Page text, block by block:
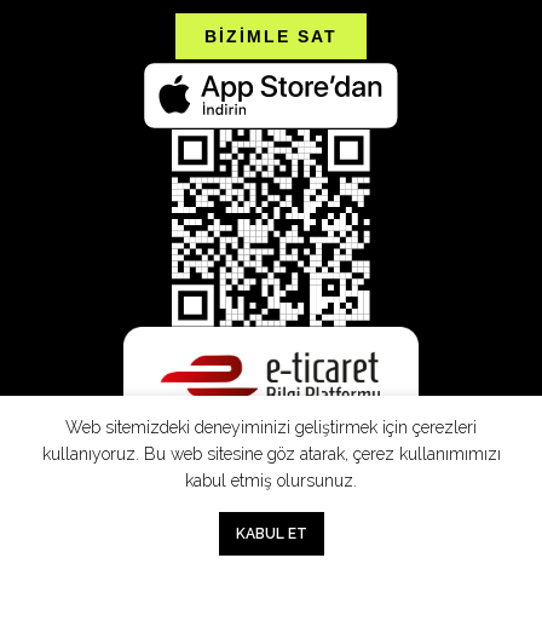
BİZİMLE SAT
Web sitemizdeki deneyiminizi geliştirmek için çerezleri
kullanıyoruz. Bu web sitesine göz atarak, çerez kullanımımızı
kabul etmiş olursunuz.
KABUL ET
Sepet